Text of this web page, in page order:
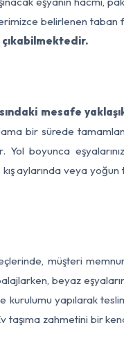
belirlenen taban
mesafe
bir sürede
boyunca
aylarında veya
müşteri
beyaz
yapılarak
taşıma zahmetini bir